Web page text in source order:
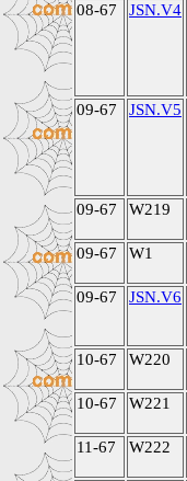
08-67 JSN.V4
09-67 JSN.V5
09-67 W219
09-67 W1
09-67 JSN.V6
10-67 W220
10-67 W221
11-67 W222